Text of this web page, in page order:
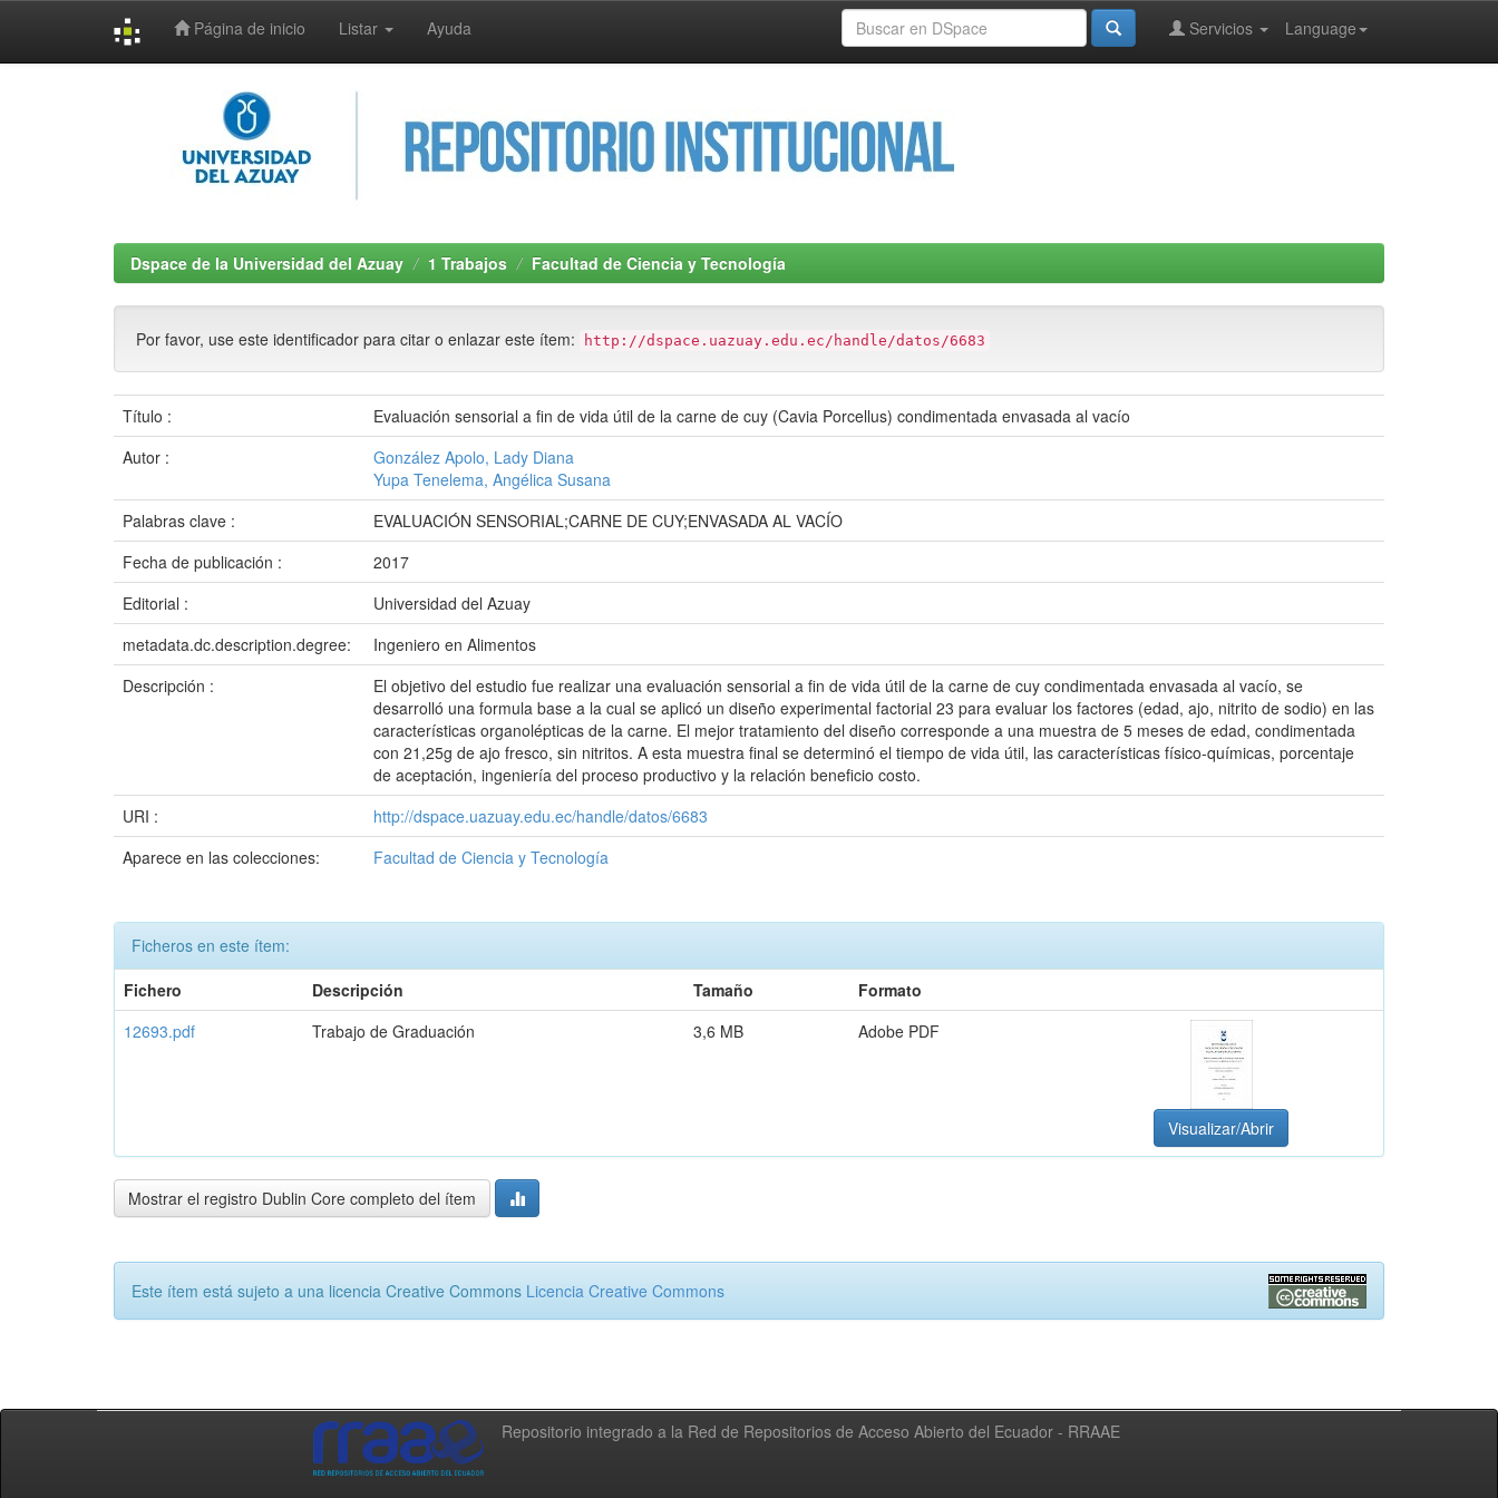
Página de inicio Listar Ayuda Language
Servicios
Dspace de la Universidad del Azuay 1 Trabajos Facultad de Ciencia y Tecnología
Por favor, use este identificador para citar o enlazar este ítem: http://dspace.uazuay.edu.ec/handle/datos/6683
Título :
Evaluación sensorial a fin de vida útil de la carne de cuy (Cavia Porcellus) condimentada envasada al vacío
Autor :
González Apolo, Lady Diana
Yupa Tenelema, Angélica Susana
Palabras clave :
EVALUACIÓN SENSORIAL;CARNE DE CUY;ENVASADA AL VACÍO
Fecha de publicación :
2017
Editorial :
Universidad del Azuay
metadata.dc.description.degree:
Ingeniero en Alimentos
Descripción :
El objetivo del estudio fue realizar una evaluación sensorial a fin de vida útil de la carne de cuy condimentada envasada al vacío, se
desarrolló una formula base a la cual se aplicó un diseño experimental factorial 23 para evaluar los factores (edad, ajo, nitrito de sodio) en las
características organolépticas de la carne. El mejor tratamiento del diseño corresponde a una muestra de 5 meses de edad, condimentada
con 21,25g de ajo fresco, sin nitritos. A esta muestra final se determinó el tiempo de vida útil, las características físico-químicas, porcentaje
de aceptación, ingeniería del proceso productivo y la relación beneficio costo.
URI :
http://dspace.uazuay.edu.ec/handle/datos/6683
Aparece en las colecciones:
Facultad de Ciencia y Tecnología
Ficheros en este ítem:
Fichero
Descripción Tamaño
Formato
12693.pdf
Trabajo de Graduación 3,6 MB Adobe PDF
Visualizar/Abrir
Mostrar el registro Dublin Core completo del ítem
Este ítem está sujeto a una licencia Creative Commons Licencia Creative Commons
Repositorio integrado a la Red de Repositorios de Acceso Abierto del Ecuador - RRAAE